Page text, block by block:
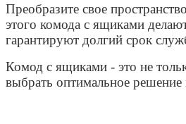
Преобразите свое
этого комода с ящиками
гарантируют долгий срок
Комод с ящиками - это не
выбрать оптимальное